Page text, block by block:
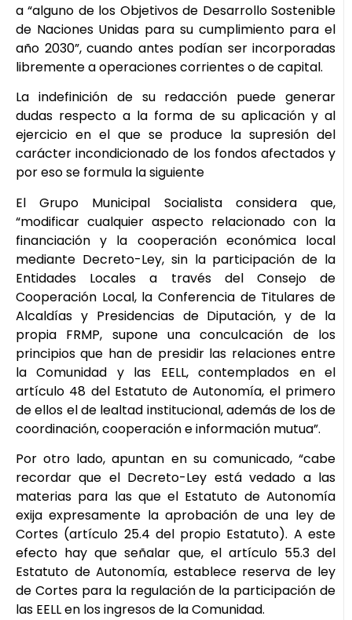
a “alguno de los Objetivos de Desarrollo Sostenible
de Naciones Unidas para su cumplimiento para el
año 2030”, cuando antes podían ser incorporadas
libremente a operaciones corrientes o de capital.
La indefinición de su redacción puede generar
dudas respecto a la forma de su aplicación y al
ejercicio en el que se produce la supresión del
carácter incondicionado de los fondos afectados y
por eso se formula la siguiente
El Grupo Municipal Socialista considera que,
“modificar cualquier aspecto relacionado con la
financiación y la cooperación económica local
mediante Decreto-Ley, sin la participación de la
Entidades Locales a través del Consejo de
Cooperación Local, la Conferencia de Titulares de
Alcaldías y Presidencias de Diputación, y de la
propia FRMP, supone una conculcación de los
principios que han de presidir las relaciones entre
la Comunidad y las EELL, contemplados en el
artículo 48 del Estatuto de Autonomía, el primero
de ellos el de lealtad institucional, además de los de
coordinación, cooperación e información mutua”.
Por otro lado, apuntan en su comunicado, “cabe
recordar que el Decreto-Ley está vedado a las
materias para las que el Estatuto de Autonomía
exija expresamente la aprobación de una ley de
Cortes (artículo 25.4 del propio Estatuto). A este
efecto hay que señalar que, el artículo 55.3 del
Estatuto de Autonomía, establece reserva de ley
de Cortes para la regulación de la participación de
las EELL en los ingresos de la Comunidad.